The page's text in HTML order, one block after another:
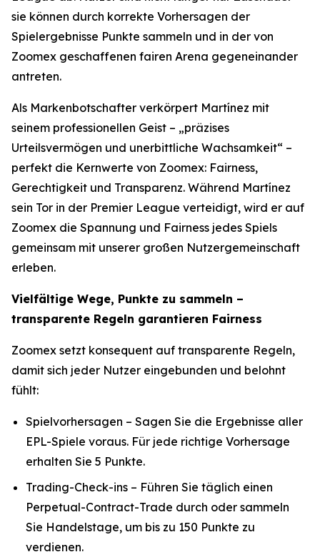
sie können durch korrekte Vorhersagen der
Spielergebnisse Punkte sammeln und in der von
Zoomex geschaffenen fairen Arena gegeneinander
antreten.
Als Markenbotschafter verkörpert Martínez mit
seinem professionellen Geist – „präzises
Urteilsvermögen und unerbittliche Wachsamkeit“ –
perfekt die Kernwerte von Zoomex: Fairness,
Gerechtigkeit und Transparenz. Während Martínez
sein Tor in der Premier League verteidigt, wird er auf
Zoomex die Spannung und Fairness jedes Spiels
gemeinsam mit unserer großen Nutzergemeinschaft
erleben.
Vielfältige Wege, Punkte zu sammeln –
transparente Regeln garantieren Fairness
Zoomex setzt konsequent auf transparente Regeln,
damit sich jeder Nutzer eingebunden und belohnt
fühlt:
Spielvorhersagen – Sagen Sie die Ergebnisse aller
EPL-Spiele voraus. Für jede richtige Vorhersage
erhalten Sie 5 Punkte.
Trading-Check-ins – Führen Sie täglich einen
Perpetual-Contract-Trade durch oder sammeln
Sie Handelstage, um bis zu 150 Punkte zu
verdienen.